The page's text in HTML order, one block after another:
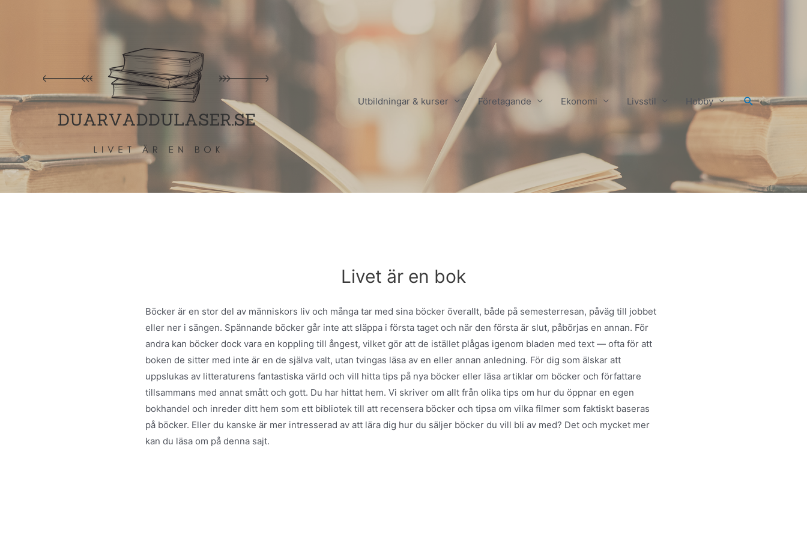
Utbildningar & kurser Företagande Ekonomi Livsstil Hobby
Livet är en bok
Böcker är en stor del av människors liv och många tar med sina böcker överallt, både på semesterresan, påväg till jobbet
eller ner i sängen. Spännande böcker går inte att släppa i första taget och när den första är slut, påbörjas en annan. För
andra kan böcker dock vara en koppling till ångest, vilket gör att de istället plågas igenom bladen med text — ofta för att
boken de sitter med inte är en de själva valt, utan tvingas läsa av en eller annan anledning. För dig som älskar att
uppslukas av litteraturens fantastiska värld och vill hitta tips på nya böcker eller läsa artiklar om böcker och författare
tillsammans med annat smått och gott. Du har hittat hem. Vi skriver om allt från olika tips om hur du öppnar en egen
bokhandel och inreder ditt hem som ett bibliotek till att recensera böcker och tipsa om vilka filmer som faktiskt baseras
på böcker. Eller du kanske är mer intresserad av att lära dig hur du säljer böcker du vill bli av med? Det och mycket mer
kan du läsa om på denna sajt.